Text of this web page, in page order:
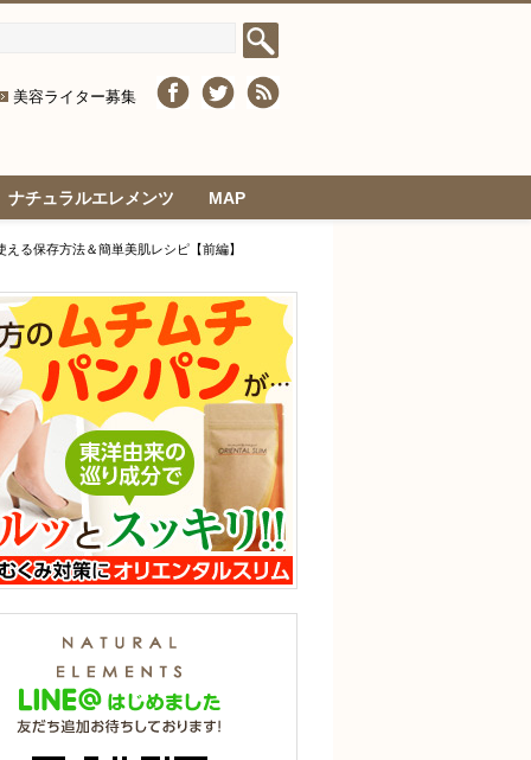
美容ライター募集
ナチュラルエレメンツ MAP
る保存方法＆簡単美肌レシピ【前編】